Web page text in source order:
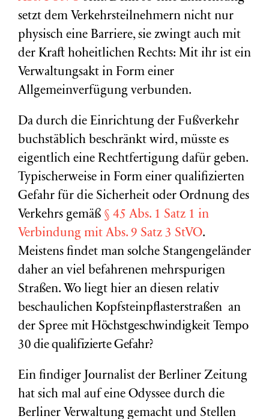
setzt dem Verkehrsteilnehmern nicht nur
physisch eine Barriere, sie zwingt auch mit
der Kraft hoheitlichen Rechts: Mit ihr ist ein
Verwaltungsakt in Form einer
Allgemeinverfügung verbunden.
Da durch die Einrichtung der Fußverkehr
buchstäblich beschränkt wird, müsste es
eigentlich eine Rechtfertigung dafür geben.
Typischerweise in Form einer qualifizierten
Gefahr für die Sicherheit oder Ordnung des
Verkehrs gemäß § 45 Abs. 1 Satz 1 in
Verbindung mit Abs. 9 Satz 3 StVO.
Meistens findet man solche Stangengeländer
daher an viel befahrenen mehrspurigen
Straßen. Wo liegt hier an diesen relativ
beschaulichen Kopfsteinpflasterstraßen an
der Spree mit Höchstgeschwindigkeit Tempo
30 die qualifizierte Gefahr?
Ein findiger Journalist der Berliner Zeitung
hat sich mal auf eine Odyssee durch die
Berliner Verwaltung gemacht und Stellen